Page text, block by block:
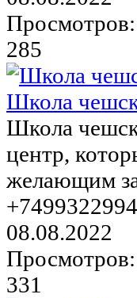
Просмотров:
285
Школа
Школа
центр,
желающим
08.08.2022
Просмотров:
331